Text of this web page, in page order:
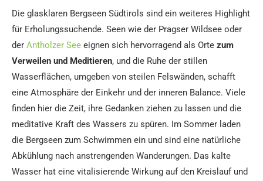
Die glasklaren Bergseen Südtirols sind ein weiteres Highlight
für Erholungssuchende. Seen wie der Pragser Wildsee oder
der Antholzer See eignen sich hervorragend als Orte zum
Verweilen und Meditieren, und die Ruhe der stillen
Wasserflächen, umgeben von steilen Felswänden, schafft
eine Atmosphäre der Einkehr und der inneren Balance. Viele
finden hier die Zeit, ihre Gedanken ziehen zu lassen und die
meditative Kraft des Wassers zu spüren. Im Sommer laden
die Bergseen zum Schwimmen ein und sind eine natürliche
Abkühlung nach anstrengenden Wanderungen. Das kalte
Wasser hat eine vitalisierende Wirkung auf den Kreislauf und